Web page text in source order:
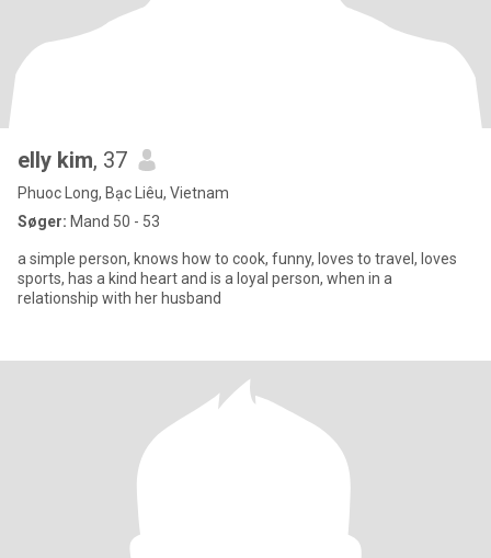
elly kim, 37
Phuoc Long, Bạc Liêu, Vietnam
Søger: Mand 50 - 53
a simple person, knows how to cook, funny, loves to travel, loves
sports, has a kind heart and is a loyal person, when in a
relationship with her husband